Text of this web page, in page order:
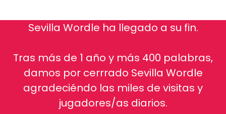
Sevilla Wordle ha llegado a su fin.
Tras más de 1 año y más 400 palabras,
damos por cerrrado Sevilla Wordle
agradeciéndo las miles de visitas y
jugadores/as diarios.